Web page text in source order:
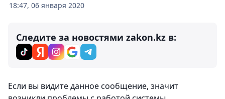
18:47, 06 января 2020
Следите за новостями zakon.kz в:
Комментарии 0